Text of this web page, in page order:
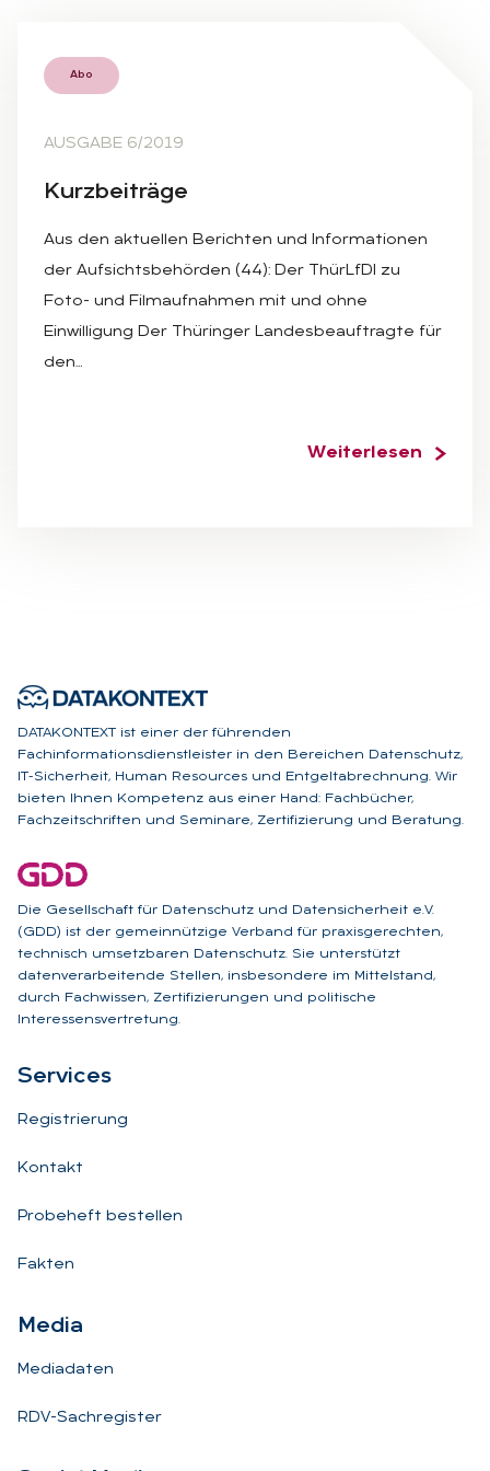
Abo
AUSGABE 6/2019
Kurz­bei­trä­ge
Aus den aktuellen Berichten und Informationen
der Aufsichtsbehörden (44): Der ThürLfDI zu
Foto- und Filmaufnahmen mit und ohne
Einwilligung Der Thüringer Landesbeauftragte für
den…
Weiterlesen
DATAKONTEXT ist einer der führenden
Fachinformationsdienstleister in den Bereichen Datenschutz,
IT-Sicherheit, Human Resources und Entgeltabrechnung. Wir
bieten Ihnen Kompetenz aus einer Hand: Fachbücher,
Fachzeitschriften und Seminare, Zertifizierung und Beratung.
Die Gesellschaft für Datenschutz und Datensicherheit e.V.
(GDD) ist der gemeinnützige Verband für praxisgerechten,
technisch umsetzbaren Datenschutz. Sie unterstützt
datenverarbeitende Stellen, insbesondere im Mittelstand,
durch Fachwissen, Zertifizierungen und politische
Interessensvertretung.
Ser­vices
Registrierung
Kontakt
Probeheft bestellen
Fakten
Me­dia
Mediadaten
RDV-Sachregister